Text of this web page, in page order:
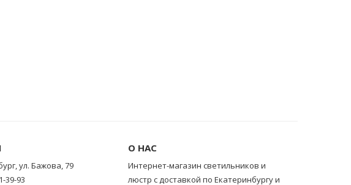
ул. Бажова, 79
39-93
О НАС
Интернет-магазин светильников и
люстр с доставкой по Екатеринбургу и